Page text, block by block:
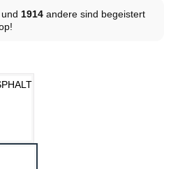
und 1914 andere sind begeistert